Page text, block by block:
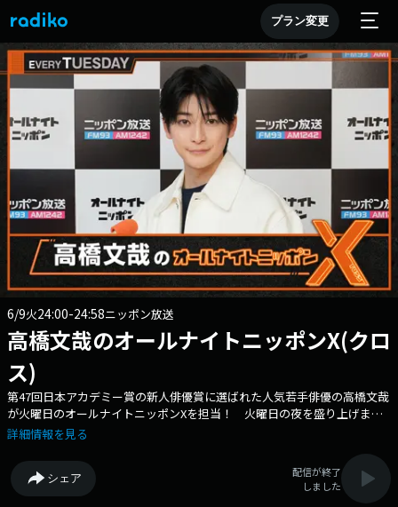
プラン変更
6/9火24:00-24:58ニッポン放送
高橋文哉のオールナイトニッポンX(クロ
ス)
第47回日本アカデミー賞の新人俳優賞に選ばれた人気若手俳優の高橋文哉
が火曜日のオールナイトニッポンXを担当！ 火曜日の夜を盛り上げま
す！メールアドレス： fumiya@allnightnippon.com 番組ホームペー
ントは「@fumiya_annx」
詳細情報を見る
シェア
配信が終了
しました